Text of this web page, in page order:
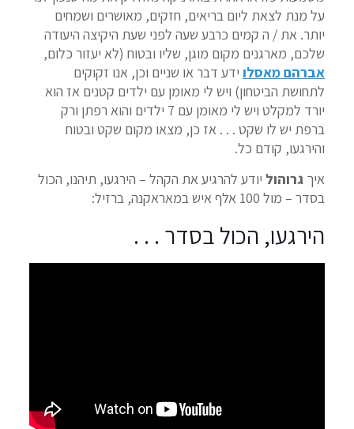
על מנת לצאת ליום בריאים, חזקים, מאושרים ושמחים
יותר. את / ה קמים כרבע שעה לפני שעת היקיצה היעודה
שלכם, מארגנים מקום מוגן, שליו ובטוח (לא יעזור כלום,
אברהם מאסלוידע דבר או שניים וכן, אנו זקוקים
לתחושת הביטחון) ויש לי מאומן עם ילדים קטנים אז הוא
יורד למקלט ויש לי מאומן עם 7 ילדים והוא רפתן ורק
ברפת יש לו שקט . . . אז כן, מצאו מקום שקט ובטוח
והירגעו, קודם כל.
איך גרוהול יודע להרגיע את הקהל – הירגעו, תיהנו, הכול
בסדר – מול 100 אלף איש במאראקנה, ברזיל:
הירגעו, הכול בסדר . . .